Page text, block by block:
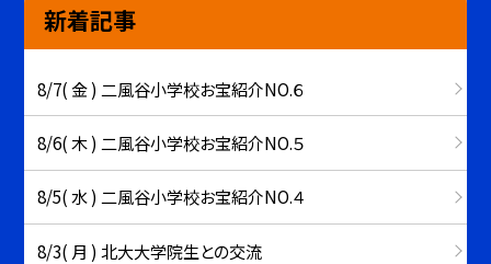
新着記事
8/7( 金 ) 二風谷小学校お宝紹介NO.６
8/6( 木 ) 二風谷小学校お宝紹介NO.５
8/5( 水 ) 二風谷小学校お宝紹介NO.４
8/3( 月 ) 北大大学院生との交流